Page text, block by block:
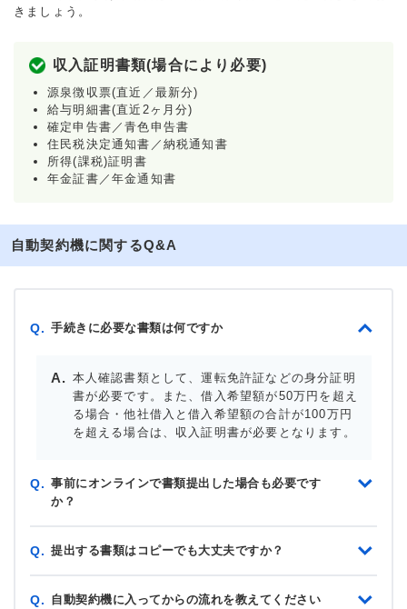
きましょう。
収入証明書類(場合により必要)
源泉徴収票(直近／最新分)
給与明細書(直近2ヶ月分)
確定申告書／青色申告書
住民税決定通知書／納税通知書
所得(課税)証明書
年金証書／年金通知書
自動契約機に関するQ&A
Q. 手続きに必要な書類は何ですか
本人確認書類として、運転免許証などの身分証明
書が必要です。また、借入希望額が50万円を超え
る場合・他社借入と借入希望額の合計が100万円
を超える場合は、収入証明書が必要となります。
Q. 事前にオンラインで書類提出した場合も必要です
か？
Q. 提出する書類はコピーでも大丈夫ですか？
Q. 自動契約機に入ってからの流れを教えてください